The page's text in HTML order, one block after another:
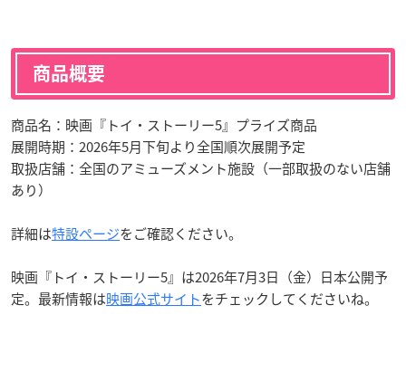
商品概要
商品名：映画『トイ・ストーリー5』プライズ商品
展開時期：2026年5月下旬より全国順次展開予定
取扱店舗：全国のアミューズメント施設（一部取扱のない店舗
あり）
詳細は特設ページをご確認ください。
映画『トイ・ストーリー5』は2026年7月3日（金）日本公開予
定。最新情報は映画公式サイトをチェックしてくださいね。